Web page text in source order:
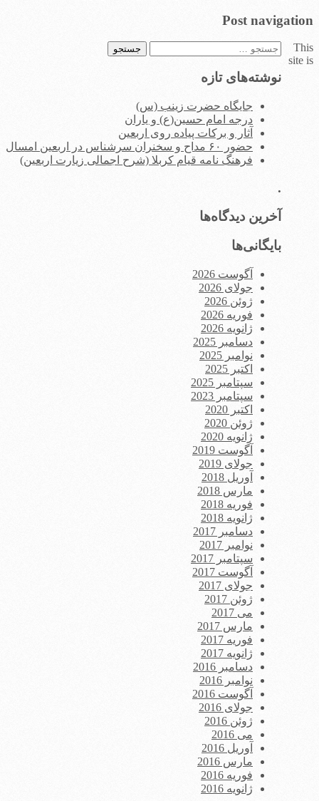
Post navigation
جستجو
نوشته‌های تازه
جایگاه حضرت زینب (س)
درجه امام حسین(ع) و یاران
آثار و برکات پیاده روی اربعین
حضور ۶۰ مداح و سخنران سرشناس در اربعین امسال
فرهنگ نامه قیام کربلا (شرح اجمالی زیارت اربعین)
.
آخرین دیدگاه‌ها
بایگانی‌ها
آگوست 2026
جولای 2026
ژوئن 2026
فوریه 2026
ژانویه 2026
دسامبر 2025
نوامبر 2025
اکتبر 2025
سپتامبر 2025
سپتامبر 2023
اکتبر 2020
ژوئن 2020
ژانویه 2020
آگوست 2019
جولای 2019
آوریل 2018
مارس 2018
فوریه 2018
ژانویه 2018
دسامبر 2017
نوامبر 2017
سپتامبر 2017
آگوست 2017
جولای 2017
ژوئن 2017
می 2017
مارس 2017
فوریه 2017
ژانویه 2017
دسامبر 2016
نوامبر 2016
آگوست 2016
جولای 2016
ژوئن 2016
می 2016
آوریل 2016
مارس 2016
فوریه 2016
ژانویه 2016
This
site is